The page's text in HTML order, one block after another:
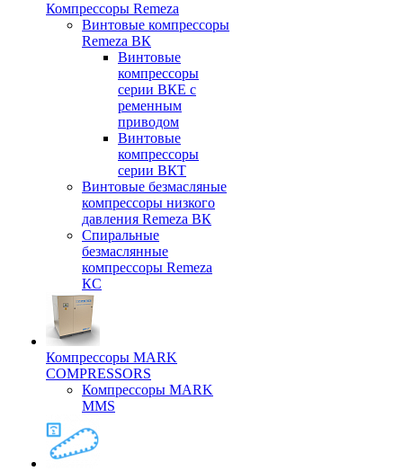
Компрессоры Remeza
Винтовые компрессоры
Remeza ВК
Винтовые
компрессоры
серии ВКЕ с
ременным
приводом
Винтовые
компрессоры
серии ВКТ
Винтовые безмасляные
компрессоры низкого
давления Remeza ВК
Спиральные
безмаслянные
компрессоры Remeza
КС
Компрессоры MARK
COMPRESSORS
Компрессоры MARK
MMS